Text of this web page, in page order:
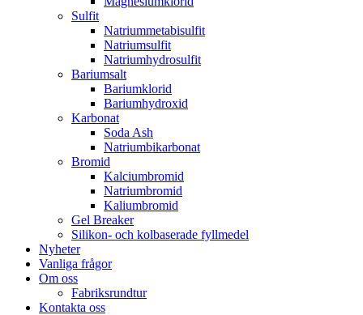
Sulfit
Natriummetabisulfit
Natriumsulfit
Natriumhydrosulfit
Bariumsalt
Bariumklorid
Bariumhydroxid
Karbonat
Soda Ash
Natriumbikarbonat
Bromid
Kalciumbromid
Natriumbromid
Kaliumbromid
Gel Breaker
Silikon- och kolbaserade fyllmedel
Nyheter
Vanliga frågor
Om oss
Fabriksrundtur
Kontakta oss